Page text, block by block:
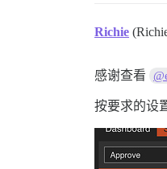
Richie
感谢查看
按要求的设